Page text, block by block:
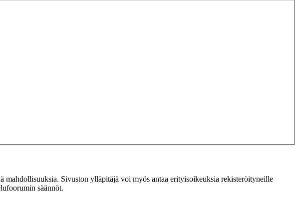
mahdollisuuksia. Sivuston ylläpitäjä voi myös antaa erityisoikeuksia rekisteröityneille
säännöt.